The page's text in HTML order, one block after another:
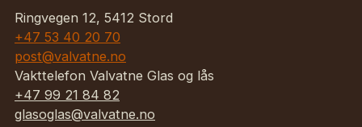
Ringvegen 12, 5412 Stord
+47 53 40 20 70
post@valvatne.no
Vakttelefon Valvatne Glas og lås
+47 99 21 84 82
glasoglas@valvatne.no